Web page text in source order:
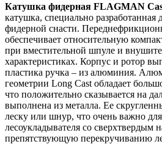
Катушка фидерная FLAGMAN
катушка, специально разработанная
фидерной снасти.
обеспечивает относительную
при вместительной шпуле и
характеристиках. Корпус и ротор
пластика ручка – из алюминия.
геометрии Long Cast обладает
что положительно сказывается на
выполнена из металла. Ее
леску или шнур, что очень важно
лесоукладывателя со сверхтвердым
препятствующую перекручиванию